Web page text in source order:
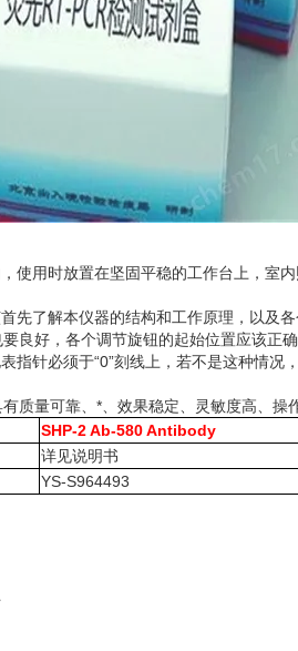
使用时放置在坚固平稳的工作台上，室
先了解本仪器的结构和工作原理，以及
良好，各个调节旋钮的起始位置应该正
指针必须于“0”刻线上，若不是这种情况
质量可靠、*、效果稳定、灵敏度高、操
SHP-2 Ab-580 Antibody
详见说明书
YS-S964493